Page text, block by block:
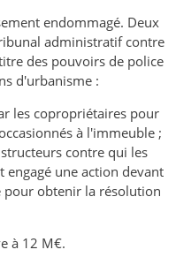
endommagé. Deux
administratif contre
des pouvoirs de police
d'urbanisme :
les copropriétaires pour
à l'immeuble ;
contre qui les
une action devant
pour obtenir la résolution
à 12 M€.